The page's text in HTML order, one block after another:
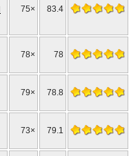
75× 83.4
78× 78
79× 78.8
73× 79.1